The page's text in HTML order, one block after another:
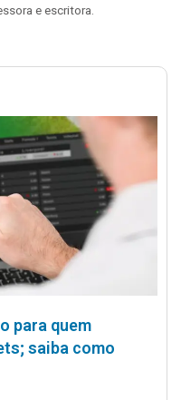
e escritora.
para quem
saiba como